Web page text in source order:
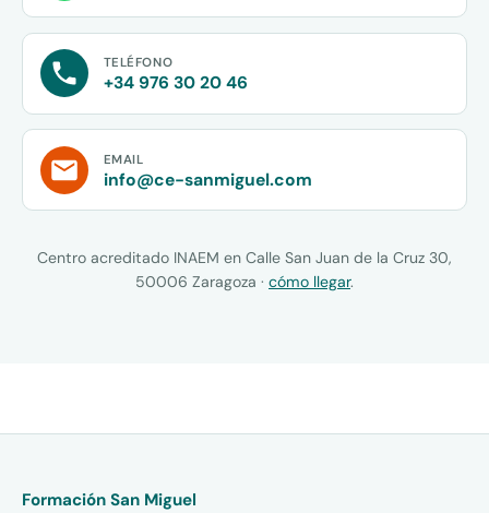
TELÉFONO
+34 976 30 20 46
EMAIL
info@ce-sanmiguel.com
Centro acreditado INAEM en Calle San Juan de la Cruz 30,
50006 Zaragoza · cómo llegar.
Formación San Miguel